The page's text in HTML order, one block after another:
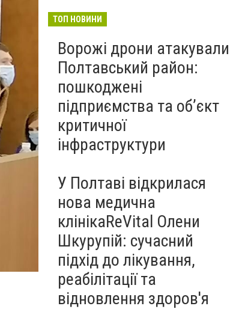
ТОП НОВИНИ
Ворожі дрони атакували
Полтавський район:
пошкоджені
підприємства та об’єкт
критичної
інфраструктури
У Полтаві відкрилася
нова медична
клінікаReVital Олени
Шкурупій: сучасний
підхід до лікування,
реабілітації та
відновлення здоров'я